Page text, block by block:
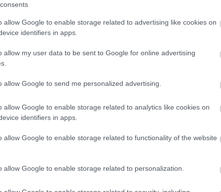
allow Google to enable storage related to advertising like cookies on
identifiers in apps.
allow my user data to be sent to Google for online advertising
allow Google to send me personalized advertising.
allow Google to enable storage related to analytics like cookies on
identifiers in apps.
allow Google to enable storage related to functionality of the website
allow Google to enable storage related to personalization.
κανέναν. Η εταιρεία έχει διατηρήσει τον
τον οποίο ανανέωσε και τοποθέτησε με
της όνομα.
for Good» (Καινοτομία στα τρόφιμα για καλό
της εταιρείας να αυξήσει τον θετικό
δημιουργία καινοτόμων λύσεων τροφίμων
συμβάλλουν στη σταθερή πρόοδο των
και του πλανήτη.
γραφικό κυκλικό μήνυμα.
γλώσσα της εταιρείας. Ως χρώμα, το